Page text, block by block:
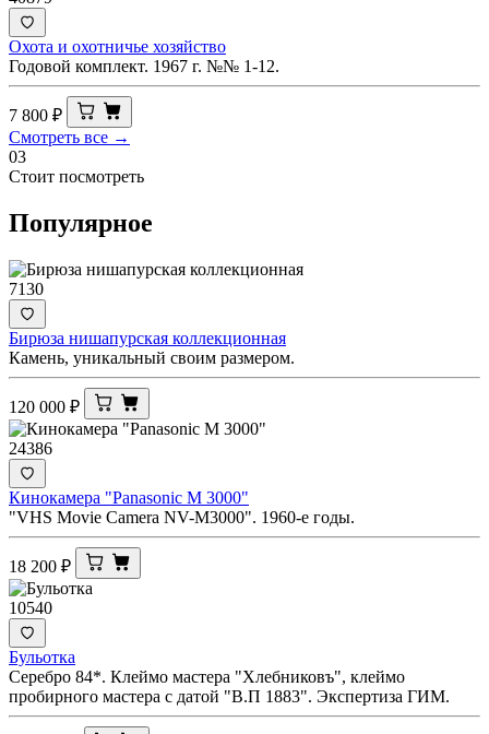
Охота и охотничье хозяйство
Годовой комплект. 1967 г. №№ 1-12.
7 800 ₽
Смотреть все →
03
Стоит посмотреть
Популярное
7130
Бирюза нишапурская коллекционная
Камень, уникальный своим размером.
120 000 ₽
24386
Кинокамера "Panasonic M 3000"
"VHS Movie Camera NV-M3000". 1960-е годы.
18 200 ₽
10540
Бульотка
Серебро 84*. Клеймо мастера "Хлебниковъ", клеймо
пробирного мастера с датой "В.П 1883". Экспертиза ГИМ.